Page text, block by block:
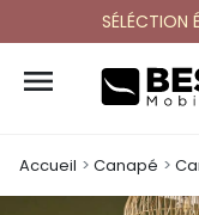
SÉLÉCTION

Accueil Canapé